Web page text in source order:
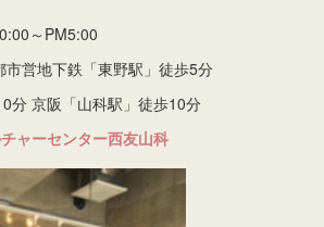
～PM5:00
営地下鉄「東野駅」徒歩5分
分 京阪「山科駅」徒歩10分
ャーセンター西友山科